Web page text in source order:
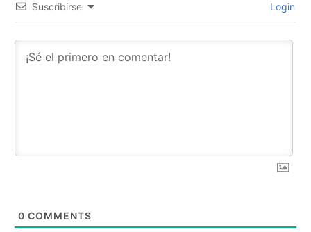
Suscribirse Login
0 COMMENTS